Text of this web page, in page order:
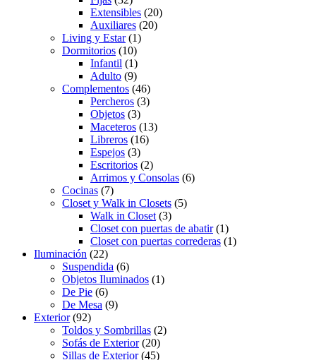
Extensibles (20)
Auxiliares (20)
Living y Estar(1)
Dormitorios (10)
Infantil (1)
Adulto (9)
Complementos (46)
Percheros (3)
Objetos (3)
Maceteros (13)
Libreros (16)
Espejos (3)
Escritorios (2)
Arrimos y Consolas (6)
Cocinas (7)
Closet y Walk in Closets (5)
Walk in Closet (3)
Closet con puertas de abatir(1)
Closet con puertas correderas (1)
Iluminación (22)
Suspendida (6)
Objetos Iluminados (1)
De Pie (6)
De Mesa (9)
Exterior(92)
Toldos y Sombrillas (2)
Sofás de Exterior(20)
Sillas de Exterior(45)